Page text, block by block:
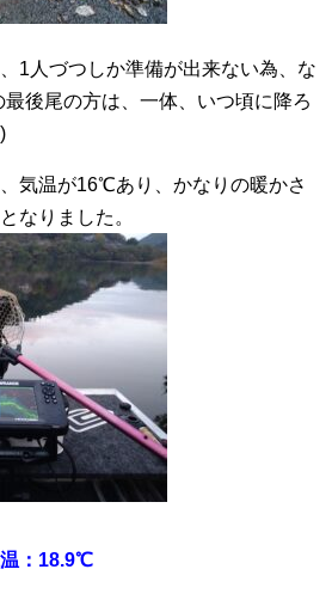
1人づつしか準備が出来ない為、な
後尾の方は、一体、いつ頃に降ろ
気温が16℃あり、かなりの暖かさ
なりました。
温：18.9℃